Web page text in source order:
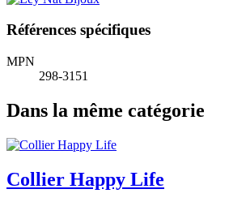
Références spécifiques
MPN
298-3151
Dans la même catégorie
Collier Happy Life